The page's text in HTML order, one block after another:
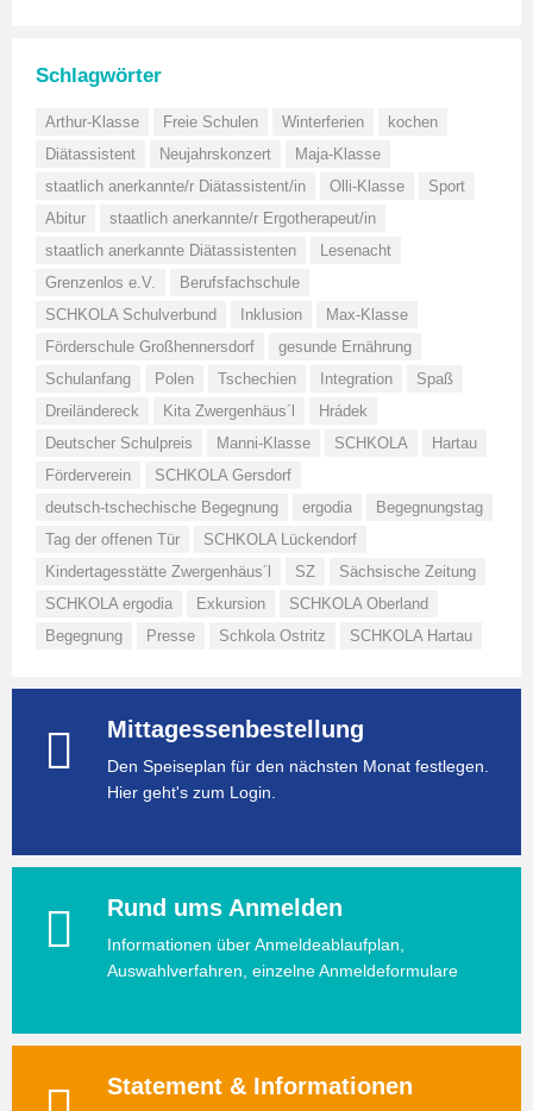
Schlagwörter
Arthur-Klasse Freie Schulen Winterferien
kochen
Diätassistent
Neujahrskonzert
Maja-Klasse
staatlich anerkannte/r Diätassistent/in
Olli-Klasse
Sport
Abitur
staatlich anerkannte/r Ergotherapeut/in
staatlich anerkannte Diätassistenten
Lesenacht
Grenzenlos e.V.
Berufsfachschule
SCHKOLA Schulverbund
Inklusion
Max-Klasse
Förderschule Großhennersdorf
gesunde Ernährung
Schulanfang
Polen Tschechien Integration
Spaß
Dreiländereck
Kita Zwergenhäus´l
Hrádek
Deutscher Schulpreis
Manni-Klasse SCHKOLA
Hartau
Förderverein
SCHKOLA Gersdorf
deutsch-tschechische Begegnung
ergodia
Begegnungstag
Tag der offenen Tür
SCHKOLA Lückendorf
Kindertagesstätte Zwergenhäus´l
SZ
Sächsische Zeitung
SCHKOLA ergodia
Exkursion
SCHKOLA Oberland
Begegnung
Presse Schkola Ostritz SCHKOLA Hartau
Mittagessenbestellung
Den Speiseplan für den nächsten Monat festlegen.
Hier geht's zum Login.
Rund ums Anmelden
Informationen über Anmeldeablaufplan,
Auswahlverfahren, einzelne Anmeldeformulare
Statement & Informationen